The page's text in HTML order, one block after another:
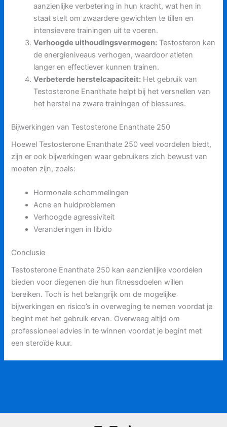
aanzienlijke verbetering in hun kracht, wat hen in
staat stelt om zwaardere gewichten te tillen en
intensievere trainingen uit te voeren.
Verhoogde uithoudingsvermogen: Testosteron kan
de energieniveaus verhogen, waardoor atleten
langer en effectiever kunnen trainen.
Verbeterde herstelcapaciteit: Het gebruik van
Testosterone Enanthate helpt bij het versnellen van
het herstel na zware trainingen of blessures.
Bijwerkingen van Testosterone Enanthate 250
Hoewel Testosterone Enanthate 250 veel voordelen biedt,
zijn er ook bijwerkingen waar gebruikers zich bewust van
moeten zijn, zoals:
Hormonale schommelingen
Acne en huidproblemen
Verhoogde agressiviteit
Veranderingen in libido
Conclusie
Testosterone Enanthate 250 kan aanzienlijke voordelen
bieden voor diegenen die hun fitnessdoelen willen
bereiken. Toch is het belangrijk om de mogelijke
bijwerkingen en risico’s in overweging te nemen voordat je
begint met het gebruik ervan. Overweeg altijd om
professioneel advies in te winnen voordat je begint met
een steroïde kuur.